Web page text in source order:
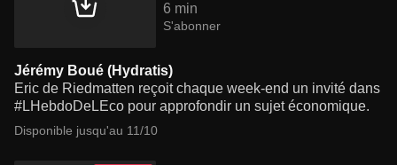
6 min
S'abonner
Jérémy Boué (Hydratis)
Eric de Riedmatten reçoit chaque week-end un invité dans
#LHebdoDeLEco pour approfondir un sujet économique.
Disponible jusqu'au 11/10